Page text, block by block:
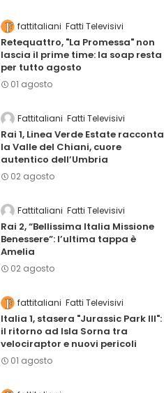
fattitaliani Fatti Televisivi
Retequattro, "La Promessa" non
lascia il prime time: la soap resta
per tutto agosto
01 agosto
Fattitaliani Fatti Televisivi
Rai 1, Linea Verde Estate racconta
la Valle del Chiani, cuore
autentico dell’Umbria
02 agosto
Fattitaliani Fatti Televisivi
Rai 2, “Bellissima Italia Missione
Benessere”: l’ultima tappa è
Amelia
02 agosto
fattitaliani Fatti Televisivi
Italia 1, stasera "Jurassic Park III":
il ritorno ad Isla Sorna tra
velociraptor e nuovi pericoli
01 agosto